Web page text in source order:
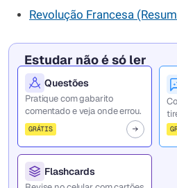
Revolução Francesa
Estudar não é só ler
Questões
Pratique com gabarito
comentado e veja onde errou.
GRÁTIS
Flashcards